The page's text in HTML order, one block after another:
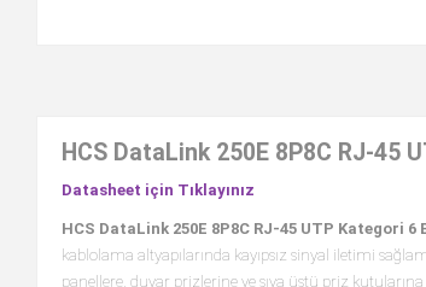
HCS DataLink 250E 8P8C RJ-45
Datasheet için Tıklayınız
HCS DataLink 250E 8P8C RJ-45 UTP Kategori
kablolama altyapılarında kayıpsız sinyal iletimi
panellere, duvar prizlerine ve sıva üstü priz